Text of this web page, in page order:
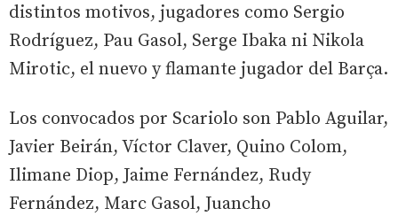
distintos motivos, jugadores como Sergio
Rodríguez, Pau Gasol, Serge Ibaka ni Nikola
Mirotic, el nuevo y flamante jugador del Barça.
Los convocados por Scariolo son Pablo Aguilar,
Javier Beirán, Víctor Claver, Quino Colom,
Ilimane Diop, Jaime Fernández, Rudy
Fernández, Marc Gasol, Juancho